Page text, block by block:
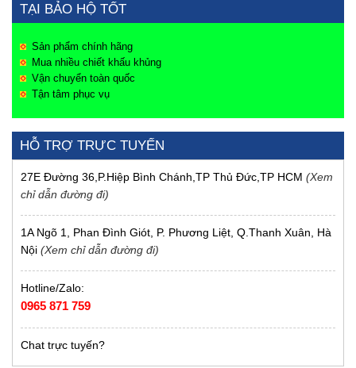
TẠI BẢO HỘ TỐT
Sản phẩm chính hãng
Mua nhiều chiết khấu khủng
Vận chuyển toàn quốc
Tận tâm phục vụ
HỖ TRỢ TRỰC TUYẾN
27E Đường 36,P.Hiệp Bình Chánh,TP Thủ Đức,TP HCM (Xem
chỉ dẫn đường đi)
1A Ngõ 1, Phan Đình Giót, P. Phương Liệt, Q.Thanh Xuân, Hà
Nội (Xem chỉ dẫn đường đi)
Hotline/Zalo:
0965 871 759
Chat trực tuyến?